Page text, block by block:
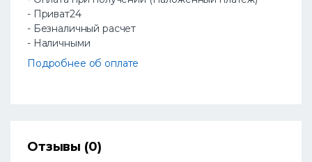
- Приват24
- Безналичный расчет
- Наличными
Подробнее об оплате
Отзывы (0)